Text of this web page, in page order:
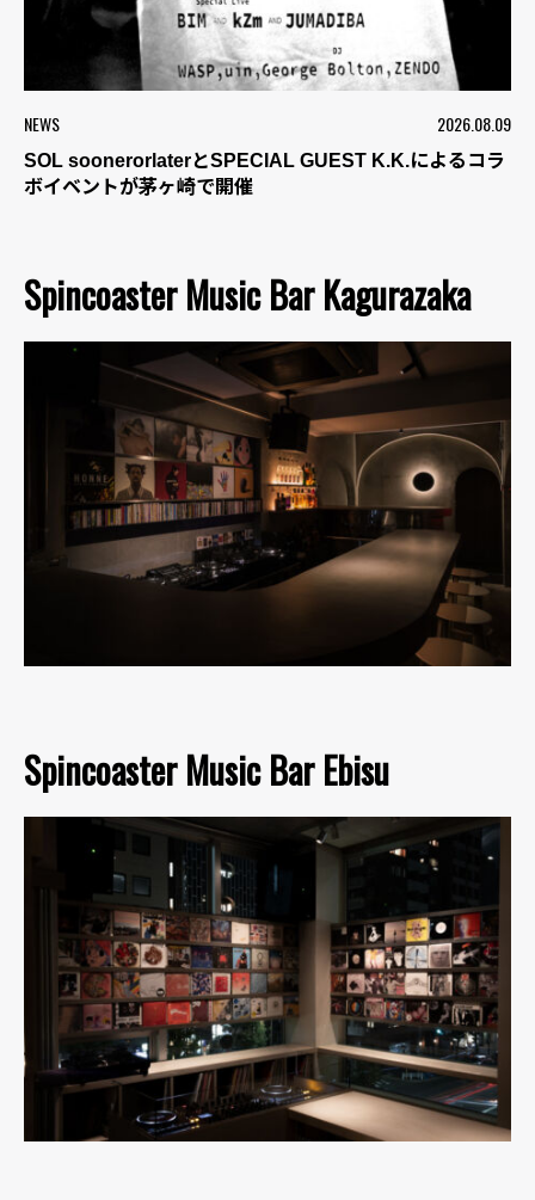
NEWS 2026.08.09
SOL soonerorlaterとSPECIAL GUEST K.K.によるコラ
ボイベントが茅ヶ崎で開催
Spincoaster Music Bar Kagurazaka
Spincoaster Music Bar Ebisu